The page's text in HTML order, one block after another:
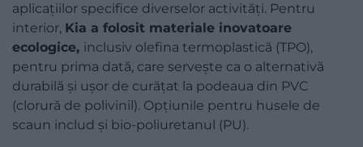
aplicațiilor specifice diverselor activități. Pentru
interior, Kia a folosit materiale inovatoare
ecologice, inclusiv olefina termoplastică (TPO),
pentru prima dată, care servește ca o alternativă
durabilă și ușor de curățat la podeaua din PVC
(clorură de polivinil). Opțiunile pentru husele de
scaun includ și bio-poliuretanul (PU).